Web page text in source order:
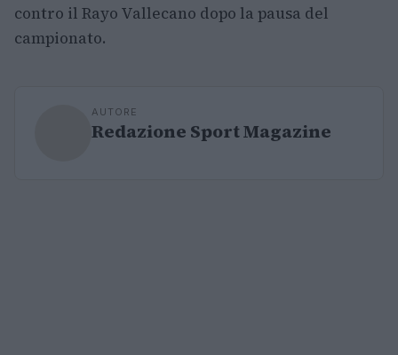
contro il Rayo Vallecano dopo la pausa del
campionato.
AUTORE
Redazione Sport Magazine